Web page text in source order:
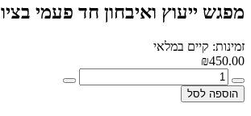
מפגש ייעוץ ואיבחון חד פעמי
זמינות: קיים במלאי
₪450.00
הוספה לסל